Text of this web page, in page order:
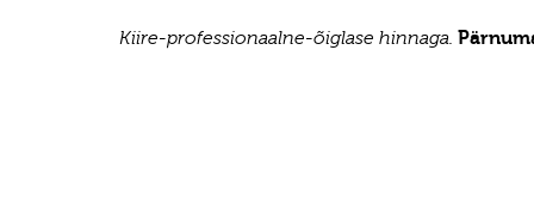
Kiire-professionaalne-õiglase hinnaga.